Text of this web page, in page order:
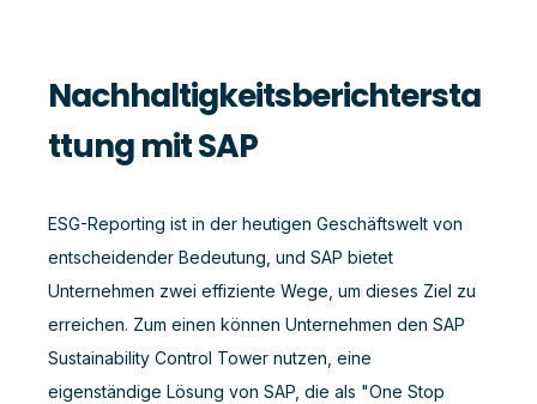
Nachhaltigkeitsberichtersta
ttung mit SAP
ESG-Reporting ist in der heutigen Geschäftswelt von
entscheidender Bedeutung, und SAP bietet
Unternehmen zwei effiziente Wege, um dieses Ziel zu
erreichen. Zum einen können Unternehmen den SAP
Sustainability Control Tower nutzen, eine
eigenständige Lösung von SAP, die als "One Stop